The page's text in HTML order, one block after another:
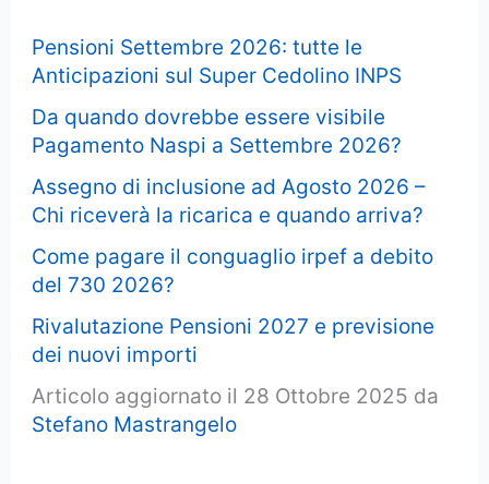
Pensioni Settembre 2026: tutte le
Anticipazioni sul Super Cedolino INPS
Da quando dovrebbe essere visibile
Pagamento Naspi a Settembre 2026?
Assegno di inclusione ad Agosto 2026 –
Chi riceverà la ricarica e quando arriva?
Come pagare il conguaglio irpef a debito
del 730 2026?
Rivalutazione Pensioni 2027 e previsione
dei nuovi importi
Articolo aggiornato il 28 Ottobre 2025 da
Stefano Mastrangelo